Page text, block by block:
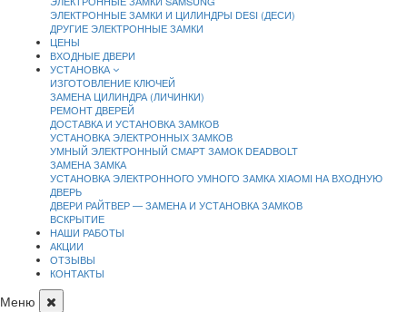
ЭЛЕКТРОННЫЕ ЗАМКИ И ЦИЛИНДРЫ DESI (ДЕСИ)
ДРУГИЕ ЭЛЕКТРОННЫЕ ЗАМКИ
ЦЕНЫ
ВХОДНЫЕ ДВЕРИ
УСТАНОВКА
ИЗГОТОВЛЕНИЕ КЛЮЧЕЙ
ЗАМЕНА ЦИЛИНДРА (ЛИЧИНКИ)
РЕМОНТ ДВЕРЕЙ
ДОСТАВКА И УСТАНОВКА ЗАМКОВ
УСТАНОВКА ЭЛЕКТРОННЫХ ЗАМКОВ
УМНЫЙ ЭЛЕКТРОННЫЙ СМАРТ ЗАМОК DEADBOLT
ЗАМЕНА ЗАМКА
УСТАНОВКА ЭЛЕКТРОННОГО УМНОГО ЗАМКА XIAOMI НА ВХОДНУЮ
ДВЕРЬ
ДВЕРИ РАЙТВЕР — ЗАМЕНА И УСТАНОВКА ЗАМКОВ
ВСКРЫТИЕ
НАШИ РАБОТЫ
АКЦИИ
ОТЗЫВЫ
КОНТАКТЫ
Меню